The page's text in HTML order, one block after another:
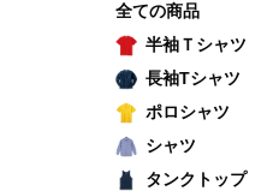
全ての商品
半袖Ｔシャツ
長袖Tシャツ
ポロシャツ
シャツ
タンクトップ